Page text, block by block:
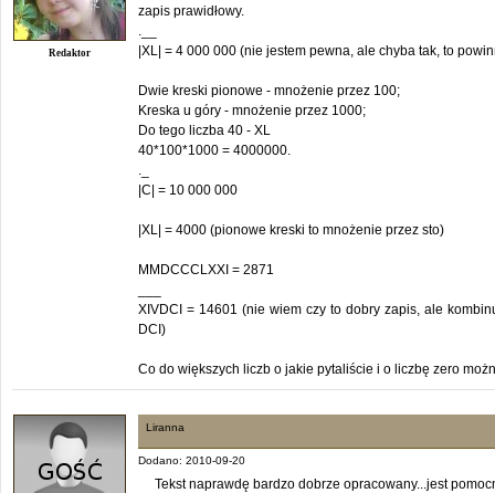
Redaktor
zapis prawidłowy.
|XL| = 4 000 000 (nie jestem pewna, ale chyba tak, to
Dwie kreski pionowe - mnożenie przez 100;
Kreska u góry - mnożenie przez 1000;
Do tego liczba 40 - XL
40*100*1000 = 4000000.
|C| = 10 000 000
|XL| = 4000 (pionowe kreski to mnożenie przez sto)
MMDCCCLXXI = 2871
XIVDCI = 14601 (nie wiem czy to dobry zapis, ale
DCI)
Co do większych liczb o jakie pytaliście i o liczbę zero
Liranna
Dodano: 2010-09-20
Tekst naprawdę bardzo dobrze opracowany...jest